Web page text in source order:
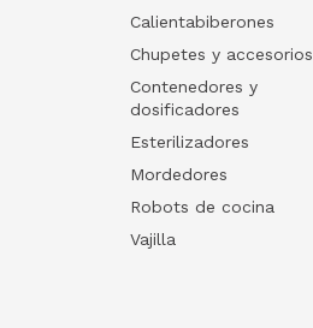
Calientabiberones
Chupetes y accesorios
Contenedores y
dosificadores
Esterilizadores
Mordedores
Robots de cocina
Vajilla